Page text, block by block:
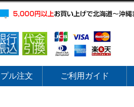
ル注文 ご利用ガイド